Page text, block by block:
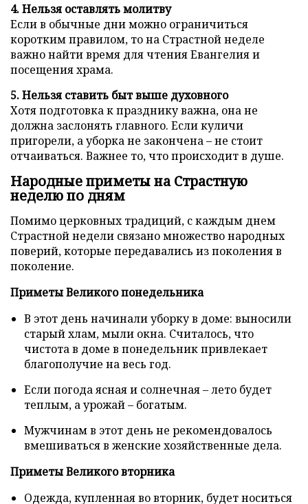
4. Нельзя оставлять молитву
Если в обычные дни можно ограничиться
коротким правилом, то на Страстной неделе
важно найти время для чтения Евангелия и
посещения храма.
5. Нельзя ставить быт выше духовного
Хотя подготовка к празднику важна, она не
должна заслонять главного. Если куличи
пригорели, а уборка не закончена – не стоит
отчаиваться. Важнее то, что происходит в душе.
Народные приметы на Страстную
неделю по дням
Помимо церковных традиций, с каждым днем
Страстной недели связано множество народных
поверий, которые передавались из поколения в
поколение.
Приметы Великого понедельника
В этот день начинали уборку в доме: выносили
старый хлам, мыли окна. Считалось, что
чистота в доме в понедельник привлекает
благополучие на весь год.
Если погода ясная и солнечная – лето будет
теплым, а урожай – богатым.
Мужчинам в этот день не рекомендовалось
вмешиваться в женские хозяйственные дела.
Приметы Великого вторника
Одежда, купленная во вторник, будет носиться